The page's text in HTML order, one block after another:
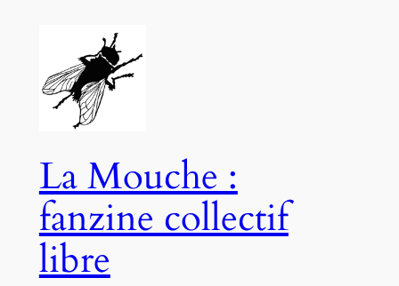
La Mouche :
fanzine collectif
libre